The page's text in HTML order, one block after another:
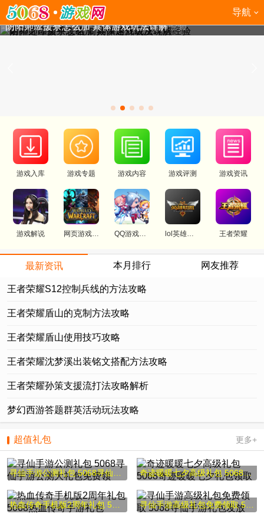
导航
诸神之印新手攻略 前期快速升级及玩法经验
阴阳师应援寮怎么加 具体游戏玩法详解
游戏入库 游戏专题 游戏内容 游戏评测 游戏资讯
游戏解说 网页游戏大全 QQ游戏攻略 lol英雄联盟官网 王者荣耀
最新资讯 本月排行 网友推荐
王者荣耀S12控制兵线的方法攻略
王者荣耀盾山的克制方法攻略
王者荣耀盾山使用技巧攻略
王者荣耀沈梦溪出装铭文搭配方法攻略
王者荣耀孙策支援流打法攻略解析
梦幻西游答题群英活动玩法攻略
超值礼包 更多+
寻仙手游公测礼包 5068寻仙手游公测大礼包免费领 奇迹暖暖七夕高级礼包 5068奇迹暖暖七夕礼包领取
热血传奇手机版2周年礼包 5068热血传奇手游礼包 寻仙手游高级礼包免费领取 5068寻仙手游礼包发放